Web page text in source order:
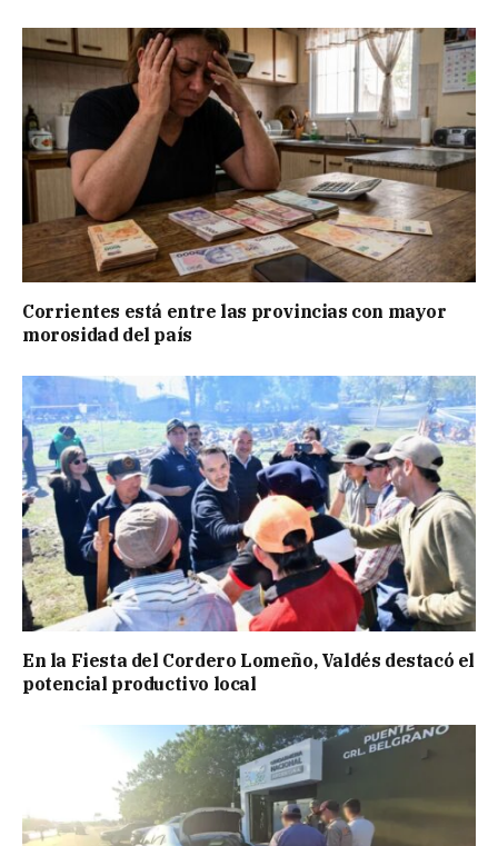
Corrientes está entre las provincias con mayor
morosidad del país
En la Fiesta del Cordero Lomeño, Valdés destacó el
potencial productivo local